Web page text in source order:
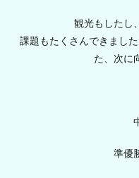
観光もしたし
課題もたくさんできまし
た、次に
準優